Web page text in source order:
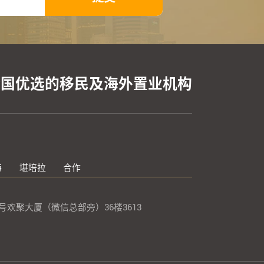
优选的移民及海外置业机构
堪培拉 合作
欢聚大厦（微信总部旁）36楼3613